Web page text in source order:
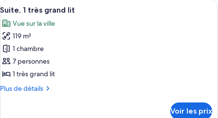
très
grand
lit
de
Suite
Présidentielle,
très
grand
lit
Afficher
toutes
les
photos
pour
ce
type
chambre :
Une chambre d’hôtel avec un
8
Suite, 1 très grand lit
Vue sur la ville
119 m²
1 chambre
7 personnes
1 très grand lit
Plus de détails
Plus
Voir les prix